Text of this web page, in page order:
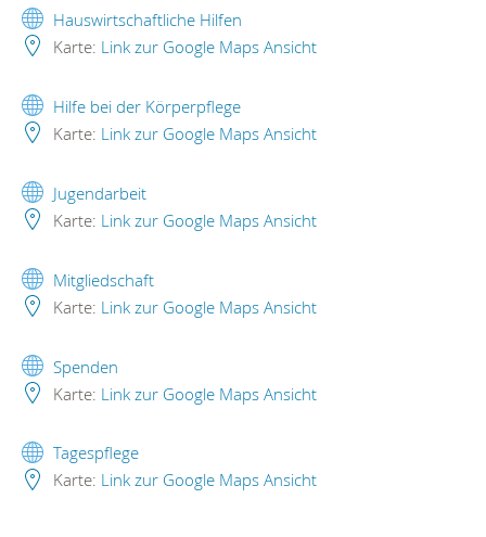
Hauswirtschaftliche Hilfen
Karte: Link zur Google Maps Ansicht
Hilfe bei der Körperpflege
Karte: Link zur Google Maps Ansicht
Jugendarbeit
Karte: Link zur Google Maps Ansicht
Mitgliedschaft
Karte: Link zur Google Maps Ansicht
Spenden
Karte: Link zur Google Maps Ansicht
Tagespflege
Karte: Link zur Google Maps Ansicht